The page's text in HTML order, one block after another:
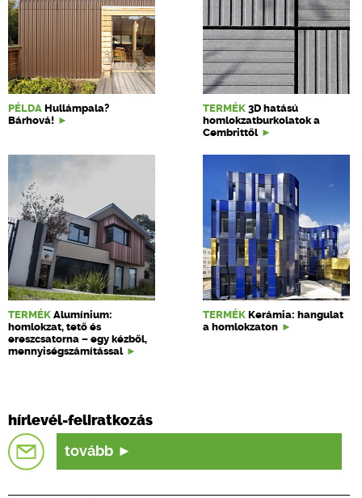
PÉLDA Hullámpala?
Bárhová!
TERMÉK 3D hatású
homlokzatburkolatok a
Cembrittől
TERMÉK Alumínium:
homlokzat, tető és
ereszcsatorna – egy kézből,
mennyiségszámítással
TERMÉK Kerámia: hangulat
a homlokzaton
hírlevél-feliratkozás
tovább